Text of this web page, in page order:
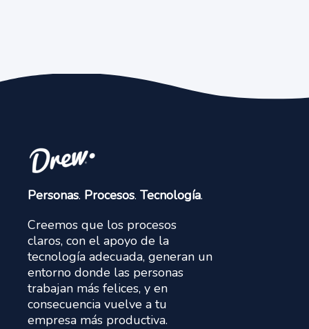
Personas. Procesos. Tecnología.
Creemos que los procesos
claros, con el apoyo de la
tecnología adecuada, generan un
entorno donde las personas
trabajan más felices, y en
consecuencia vuelve a tu
empresa más productiva.